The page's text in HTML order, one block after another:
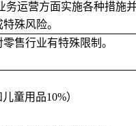
务运营方面实施各种措施
殊风险。
售行业有特殊限制。
童用品10%）